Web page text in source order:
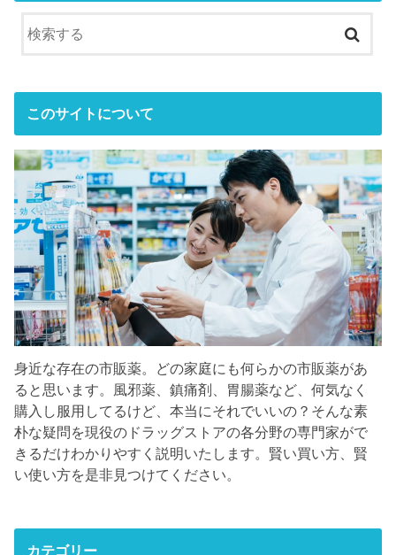
このサイトについて
身近な存在の市販薬。どの家庭にも何らかの市販薬があ
ると思います。風邪薬、鎮痛剤、胃腸薬など、何気なく
購入し服用してるけど、本当にそれでいいの？そんな素
朴な疑問を現役のドラッグストアの各分野の専門家がで
きるだけわかりやすく説明いたします。賢い買い方、賢
い使い方を是非見つけてください。
カテゴリー